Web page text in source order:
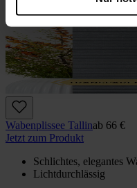
Wabenplissee Tallinab 66 €
Jetzt zum Produkt
Schlichtes, elegantes
Lichtdurchlässig